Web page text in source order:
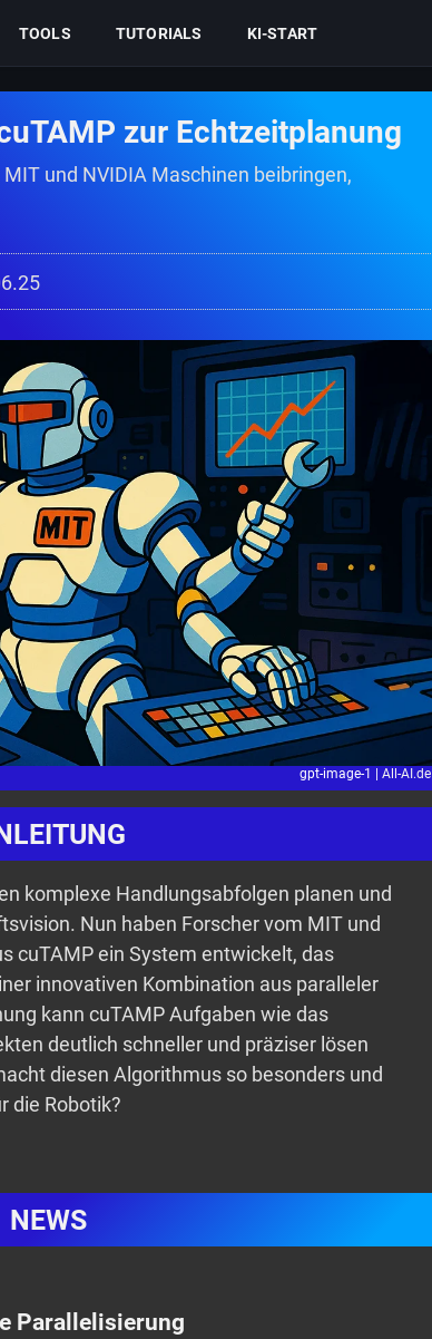
TOOLS TUTORIALS KI-START
zur Echtzeitplanung
und NVIDIA Maschinen beibringen,
gpt-image-1 | All-AI.de
komplexe Handlungsabfolgen planen und
Nun haben Forscher vom MIT und
cuTAMP ein System entwickelt, das
innovativen Kombination aus paralleler
kann cuTAMP Aufgaben wie das
deutlich schneller und präziser lösen
diesen Algorithmus so besonders und
die Robotik?
NEWS
Parallelisierung